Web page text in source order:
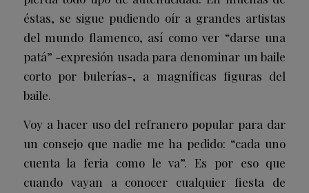
éstas, se sigue pudiendo oír a grandes artistas
del mundo flamenco, así como ver “darse una
patá” -expresión usada para denominar un baile
corto por bulerías-, a magníficas figuras del
baile.
Voy a hacer uso del refranero popular para dar
un consejo que nadie me ha pedido: “cada uno
cuenta la feria como le va”. Es por eso que
cuando vayan a conocer cualquier fiesta de